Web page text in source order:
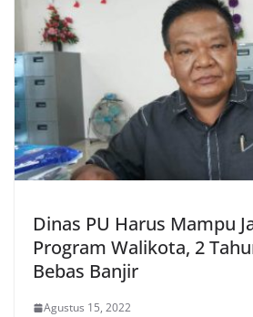
Dinas PU Harus Mampu
Program Walikota, 2
Bebas Banjir
Agustus 15, 2022